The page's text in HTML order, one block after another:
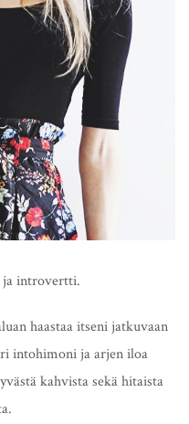
ja introvertti.
haastaa itseni jatkuvaan
intohimoni ja arjen iloa
kahvista sekä hitaista